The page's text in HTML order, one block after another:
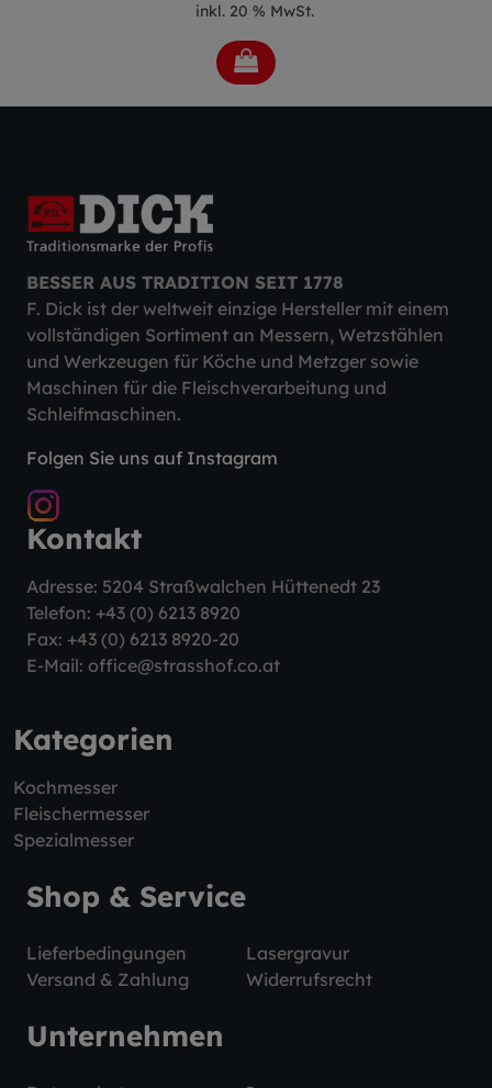
inkl. 20 % MwSt.
BESSER AUS TRADITION SEIT 1778
F. Dick ist der weltweit einzige Hersteller mit einem
vollständigen Sortiment an Messern, Wetzstählen
und Werkzeugen für Köche und Metzger sowie
Maschinen für die Fleischverarbeitung und
Schleifmaschinen.
Folgen Sie uns auf Instagram
Kontakt
Adresse: 5204 Straßwalchen Hüttenedt 23
Telefon: +43 (0) 6213 8920
Fax: +43 (0) 6213 8920-20
E-Mail: office@strasshof.co.at
Kategorien
Kochmesser
Fleischermesser
Spezialmesser
Shop & Service
Lieferbedingungen
Lasergravur
Versand & Zahlung
Widerrufsrecht
Unternehmen